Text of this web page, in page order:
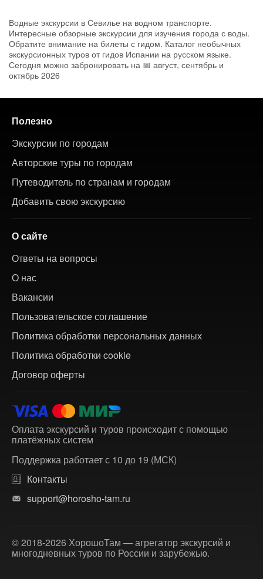
Водные экскурсии в Севилье на водном транспорте.
Интересные обзорные экскурсии для изучения города с воды.
Обратите внимание на билеты с гидом. Каталог необычных
экскурсионных туров от гидов Испании на русском языке.
Сегодня можно забронировать на 📅 август, сентябрь и
октябрь 2026
Полезно
Экскурсии по городам
Авторские туры по городам
Путеводитель по странам и городам
Добавить свою экскурсию
О сайте
Ответы на вопросы
О нас
Вакансии
Пользовательское соглашение
Политика обработки персональных данных
Политика обработки cookie
Договор оферты
Оплата экскурсий и туров происходит с помощью
платёжных систем
Поддержка работает с 10 до 19 (МСК)
Контакты
support@horosho-tam.ru
© 2018-2026 ХорошоТам — агрегатор экскурсий и
многодневных туров по России и зарубежью.